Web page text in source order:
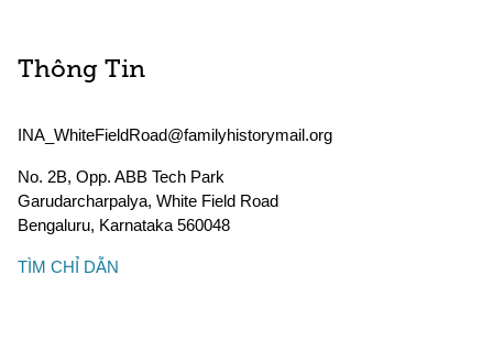
Thông Tin
INA_WhiteFieldRoad@familyhistorymail.org
No. 2B, Opp. ABB Tech Park
Garudarcharpalya, White Field Road
Bengaluru, Karnataka 560048
TÌM CHỈ DẪN